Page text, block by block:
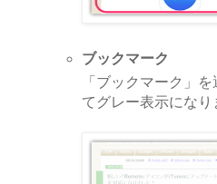
ブックマーク
「ブックマーク」
てグレー表示になり